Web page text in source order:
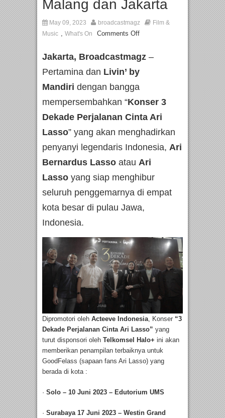
Malang dan Jakarta
May 09, 2023 broadcastmagz
Film &
Music , What's On Comments Off
Jakarta, Broadcastmagz –
Pertamina dan Livin’ by
Mandiri dengan bangga
mempersembahkan “Konser 3
Dekade Perjalanan Cinta Ari
Lasso” yang akan menghadirkan
penyanyi legendaris Indonesia, Ari
Bernardus Lasso atau Ari
Lasso yang siap menghibur
seluruh penggemarnya di empat
kota besar di pulau Jawa,
Indonesia.
Dipromotori oleh Acteeve Indonesia , Konser “3
Dekade Perjalanan Cinta Ari Lasso” yang
turut disponsori oleh Telkomsel Halo+ ini akan
memberikan penampilan terbaiknya untuk
GoodFelass (sapaan fans Ari Lasso) yang
berada di kota :
· Solo – 10 Juni 2023 – Edutorium UMS
· Surabaya 17 Juni 2023 – Westin Grand